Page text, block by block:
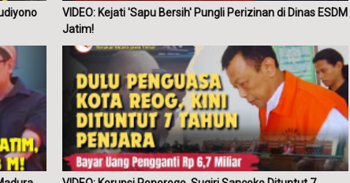
VIDEO: Kejati 'Sapu Bersih' Pungli Perizinan di Dinas ESDM
Jatim!